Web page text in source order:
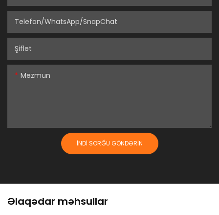
Telefon/WhatsApp/SnapChat
Şiflət
Məzmun
İNDI SORĞU GÖNDƏRIN
Əlaqədar məhsullar